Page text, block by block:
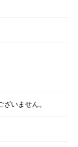
いません。